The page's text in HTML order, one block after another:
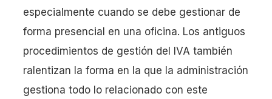
especialmente cuando se debe gestionar de
forma presencial en una oficina. Los antiguos
procedimientos de gestión del IVA también
ralentizan la forma en la que la administración
gestiona todo lo relacionado con este